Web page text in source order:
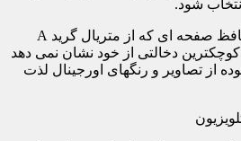
شود.
4-عدم تغییر رنگ تصاویر محافظ صفحه ای که از متریال گرید A
دخالتی از خود نشان نمی دهد
از تصاویر و رنگهای اورجینال لذت